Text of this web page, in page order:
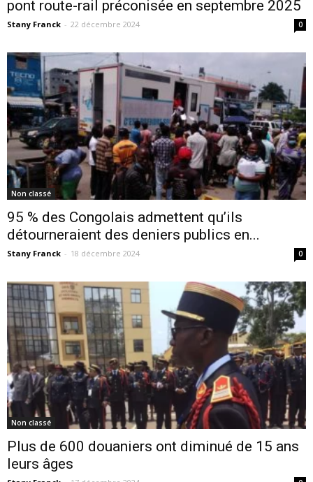
pont route-rail préconisée en septembre 2025
Stany Franck - 22 décembre 2024 0
Non classé
95 % des Congolais admettent qu’ils
détourneraient des deniers publics en...
Stany Franck - 18 décembre 2024 0
Non classé
Plus de 600 doua­niers ont di­mi­nué de 15 ans
leurs âges